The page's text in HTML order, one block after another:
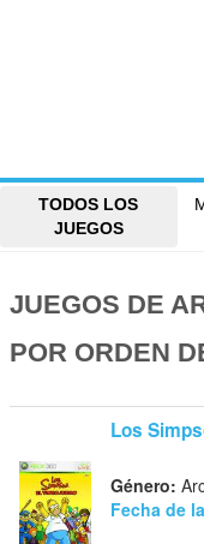
TODOS LOS
JUEGOS
JUEGOS DE
POR ORDEN
Los
Género:
Fecha de